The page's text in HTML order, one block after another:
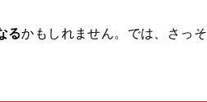
るかもしれません。では、さっそ